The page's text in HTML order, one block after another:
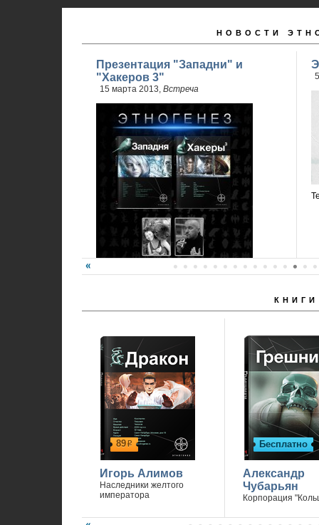
НОВОСТИ
Презентация "Западни" и
"Хакеров 3"
15 марта 2013, Встреча
КНИГИ
89р
Игорь Алимов
Наследники желтого
императора
Бесплатно
Александр
Чубарьян
Корпорация